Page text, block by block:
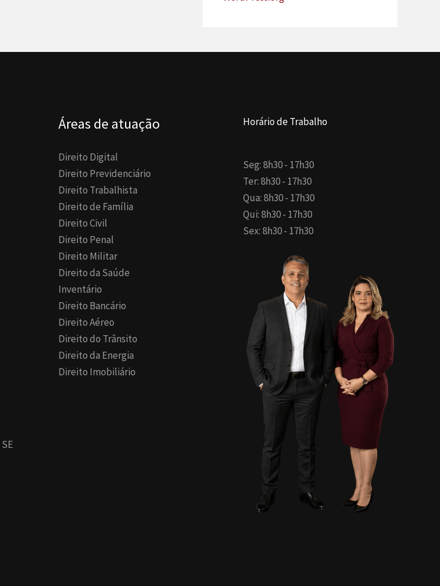
SE
Áreas de atuação
Direito Digital
Direito Previdenciário
Direito Trabalhista
Direito de Família
Direito Civil
Direito Penal
Direito Militar
Direito da Saúde
Inventário
Direito Bancário
Direito Aéreo
Direito do Trânsito
Direito da Energia
Direito Imobiliário
Horário de Trabalho
Seg: 8h30 - 17h30
Ter: 8h30 - 17h30
Qua: 8h30 - 17h30
Qui: 8h30 - 17h30
Sex: 8h30 - 17h30